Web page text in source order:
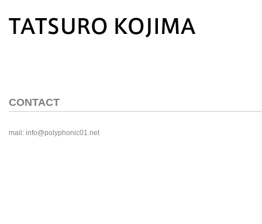
CONTACT
mail: info@polyphonic01.net